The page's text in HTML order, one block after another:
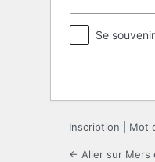
Se
Inscription Mot
← Aller sur Mers